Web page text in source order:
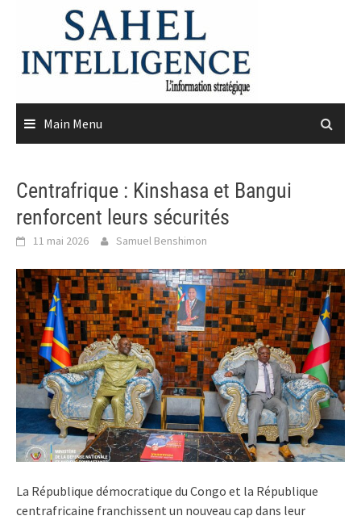
content
Main Menu
Centrafrique : Kinshasa et Bangui
renforcent leurs sécurités
11 mai 2026 Samuel Benshimon
La République démocratique du Congo et la République
centrafricaine franchissent un nouveau cap dans leur